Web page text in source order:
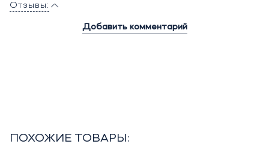
Отзывы:
Добавить комментарий
ПОХОЖИЕ ТОВАРЫ: